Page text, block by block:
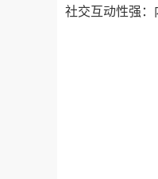
社交互动性强：